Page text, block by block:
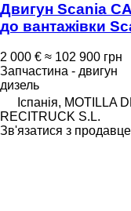
Двигун Scania
до вантажівки
2 000 € ≈ 102 900 грн
Запчастина - двигун
дизель
Іспанія, MOTILLA
RECITRUCK S.L.
Зв'язатися з